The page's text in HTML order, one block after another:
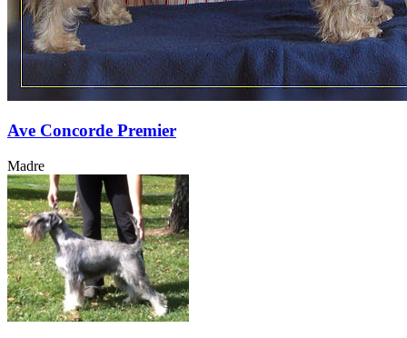
Ave Concorde Premier
Madre